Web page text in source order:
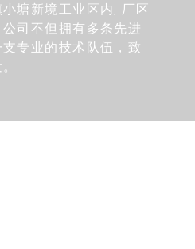
塘新境工业区内, 厂区
司不但拥有多条先进
专业的技术队伍，致